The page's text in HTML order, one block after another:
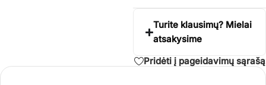
Turite klausimų? Mielai
atsakysime
Pridėti į pageidavimų sąrašą